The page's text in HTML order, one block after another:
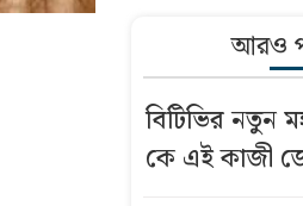
আরও
বিটিভির নতুন
কে এই কাজী